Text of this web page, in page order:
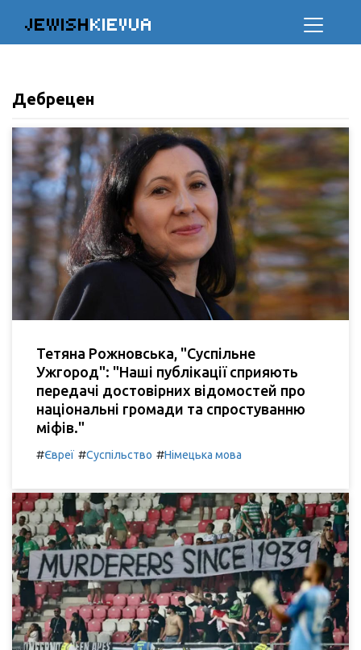
JEWISHKIEVUA
Дебрецен
Тетяна Рожновська, "Суспільне
Ужгород": "Наші публікації сприяють
передачі достовірних відомостей про
національні громади та спростуванню
міфів."
#Євреї #Суспільство #Німецька мова